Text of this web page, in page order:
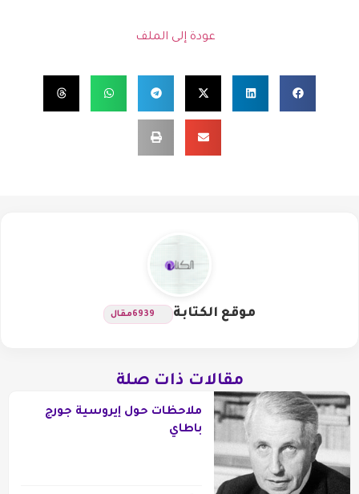
عودة إلى الملف
موقع الكتابة 6939مقال
مقالات ذات صلة
ملاحظات حول إيروسية جورج
باطاي